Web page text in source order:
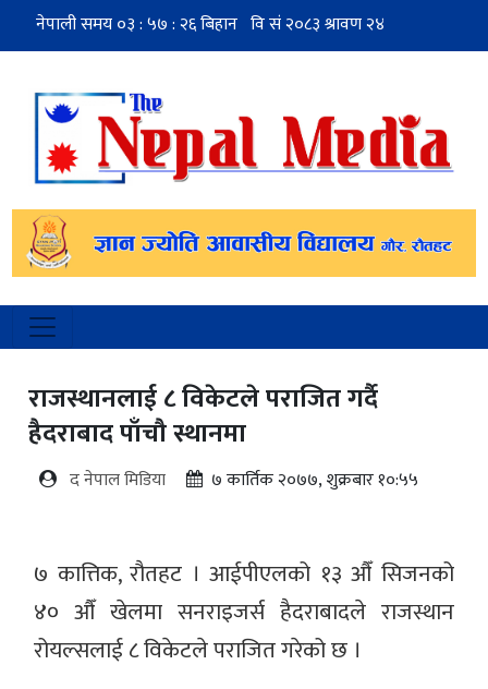
राजस्थानलाई ८ विकेटले पराजित गर्दै
हैदराबाद पाँचौ स्थानमा
द नेपाल मिडिया ७ कार्तिक २०७७, शुक्रबार १०:५५
७ कात्तिक, रौतहट । आईपीएलको १३ औँ सिजनको
४० औँ खेलमा सनराइजर्स हैदराबादले राजस्थान
रोयल्सलाई ८ विकेटले पराजित गरेको छ ।